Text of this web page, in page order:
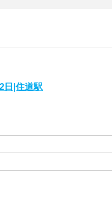
日|住道駅